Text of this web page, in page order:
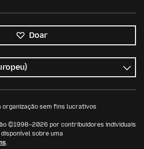
Doar
organização sem fins lucrativos
©1998–2026 por contribuidores individuais
sobre uma
.